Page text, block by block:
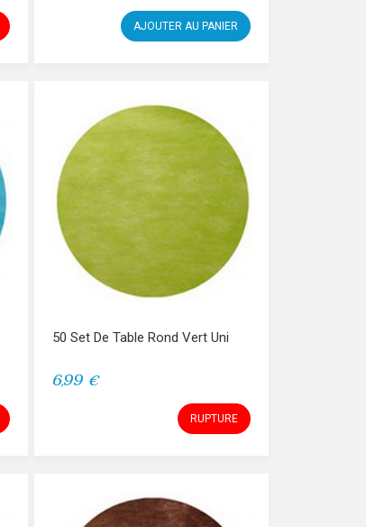
AJOUTER AU PANIER
50 Set De Table Rond Vert Uni
6,99 €
RUPTURE